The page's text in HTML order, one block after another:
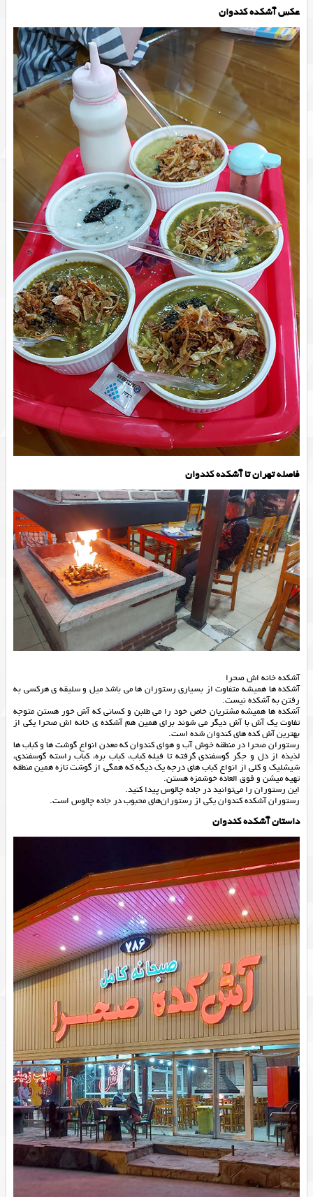
عکس آشکده کندوان
فاصله تهران تا آشکده کندوان
آشکده خانه اش صحرا
آشکده ها همیشه متفاوت از بسیاری رستوران ها می باشد میل و سلیقه ی هرکسی به
رفتن به آشکده نیست.
آشکده ها همیشه مشتریان خاص خود را می طلبن و کسانی که آش خور هستن متوجه
تفاوت یک آش با آش دیگر می شوند برای همین هم آشکده ی خانه اش صحرا یکی از
بهترین آش کده های کندوان شده است.
رستوران صحرا در منطقه خوش آب و هوای کندوان که معدن انواع گوشت ها و کباب ها
لذیذه از دل و جگر گوسفندی گرفته تا فیله کباب، کباب بره، کباب راسته گوسفندی،
شیشلیک و کلی از انواع کباب های درجه یک دیگه که همگی از گوشت تازه همین منطقه
تهیه میشن و فوق العاده خوشمزه هستن.
این رستوران را می‌توانید‌ در جاده چالوس پیدا کنید.
رستوران آشکده کندوان یکی از رستوران‌های محبوب در جاده چالوس است.
داستان آشکده کندوان